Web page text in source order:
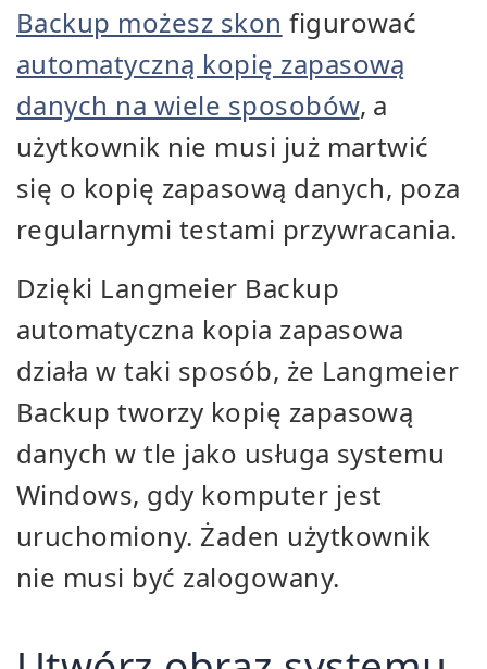
Backup możesz skon figurować
automatyczną kopię zapasową
danych na wiele sposobów, a
użytkownik nie musi już martwić
się o kopię zapasową danych, poza
regularnymi testami przywracania.
Dzięki Langmeier Backup
automatyczna kopia zapasowa
działa w taki sposób, że Langmeier
Backup tworzy kopię zapasową
danych w tle jako usługa systemu
Windows, gdy komputer jest
uruchomiony. Żaden użytkownik
nie musi być zalogowany.